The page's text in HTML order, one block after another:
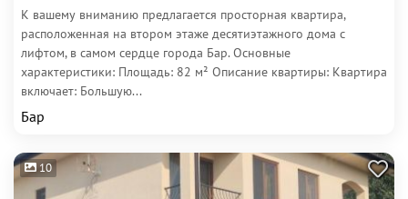
К вашему вниманию предлагается просторная квартира,
расположенная на втором этаже десятиэтажного дома с
лифтом, в самом сердце города Бар. Основные
характеристики: Площадь: 82 м² Описание квартиры: Квартира
включает: Большую...
Бар
10